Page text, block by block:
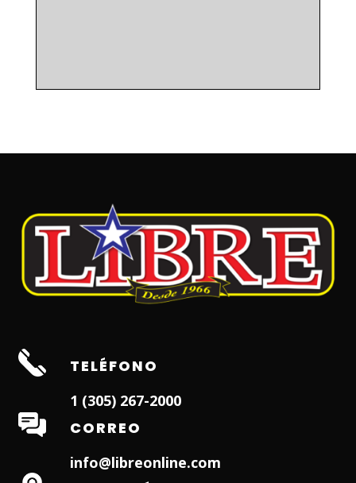
TELÉFONO
1 (305) 267-2000
CORREO
info@libreonline.com